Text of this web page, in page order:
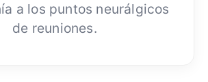
a los puntos neurálgicos
de reuniones.